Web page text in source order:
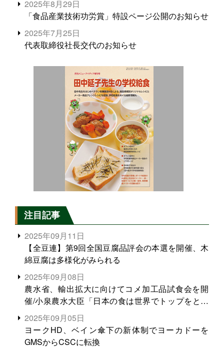
2025年8月29日
「食品産業技術功労賞」特設ページ公開のお知らせ
2025年7月25日
代表取締役社長交代のお知らせ
注目記事
2025年09月11日
【全豆連】第9回全国豆腐品評会の本選を開催、木
綿豆腐は多様化がみられる
2025年09月08日
農水省、輸出拡大に向けてコメ加工品試食会を開
催/小泉農水大臣「日本の食は世界でトップをとれ
る。米増産に向けて、米輸出需要の拡大を」
2025年09月05日
ヨークHD、ベイン傘下の新体制でヨーカドーを
GMSからCSCに転換